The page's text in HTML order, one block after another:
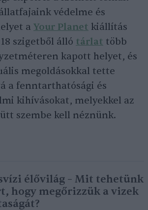
védelme és
a Your Planet kiállítás
szigetből álló tárlat több
kapott helyet, és
megoldásokkal tette
a fenntarthatósági és
kihívásokat, melyekkel az
szembe kell néznünk.
élővilág – Mit tehetünk
hogy megőrizzük a vizek